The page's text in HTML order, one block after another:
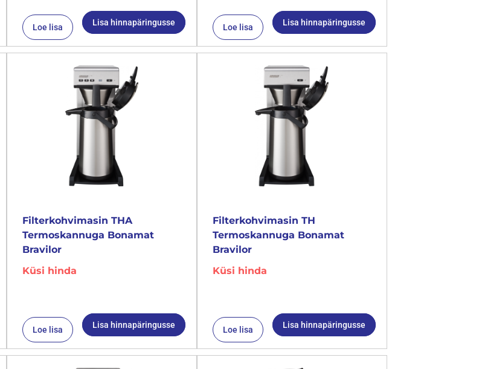
Loe lisa Lisa hinnapäringusse Loe lisa Lisa hinnapäringusse
Filterkohvimasin THA
Termoskannuga Bonamat
Bravilor
Küsi hinda
Loe lisa Lisa hinnapäringusse
Filterkohvimasin TH
Termoskannuga Bonamat
Bravilor
Küsi hinda
Loe lisa Lisa hinnapäringusse